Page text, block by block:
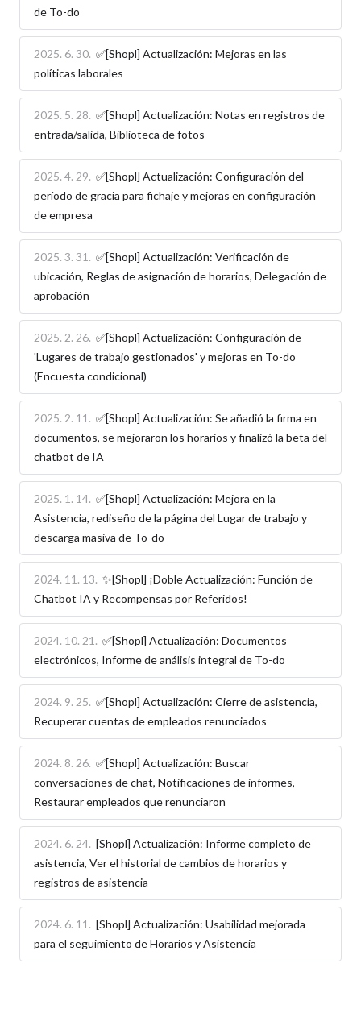
de To-do
2025. 6. 30. ✅[Shopl] Actualización: Mejoras en las
políticas laborales
2025. 5. 28. ✅[Shopl] Actualización: Notas en registros de
entrada/salida, Biblioteca de fotos
2025. 4. 29. ✅[Shopl] Actualización: Configuración del
período de gracia para fichaje y mejoras en configuración
de empresa
2025. 3. 31. ✅[Shopl] Actualización: Verificación de
ubicación, Reglas de asignación de horarios, Delegación de
aprobación
2025. 2. 26. ✅[Shopl] Actualización: Configuración de
'Lugares de trabajo gestionados' y mejoras en To-do
(Encuesta condicional)
2025. 2. 11. ✅[Shopl] Actualización: Se añadió la firma en
documentos, se mejoraron los horarios y finalizó la beta del
chatbot de IA
2025. 1. 14. ✅[Shopl] Actualización: Mejora en la
Asistencia, rediseño de la página del Lugar de trabajo y
descarga masiva de To-do
2024. 11. 13. ✨[Shopl] ¡Doble Actualización: Función de
Chatbot IA y Recompensas por Referidos!
2024. 10. 21. ✅[Shopl] Actualización: Documentos
electrónicos, Informe de análisis integral de To-do
2024. 9. 25. ✅[Shopl] Actualización: Cierre de asistencia,
Recuperar cuentas de empleados renunciados
2024. 8. 26. ✅[Shopl] Actualización: Buscar
conversaciones de chat, Notificaciones de informes,
Restaurar empleados que renunciaron
2024. 6. 24. [Shopl] Actualización: Informe completo de
asistencia, Ver el historial de cambios de horarios y
registros de asistencia
2024. 6. 11. [Shopl] Actualización: Usabilidad mejorada
para el seguimiento de Horarios y Asistencia